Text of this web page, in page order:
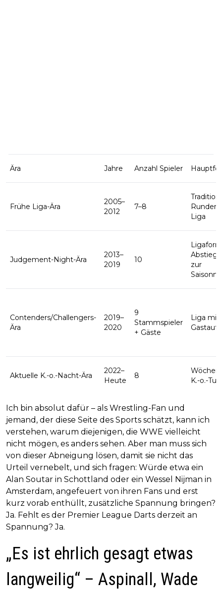
Ära Jahre Anzahl Spieler
Frühe Liga-Ära
2005–
2012
7–8
Liga
Judgement-Night-Ära
2013–
2019
10
zur
Contenders/Challengers-
Ära
2019–
2020
9
Stammspieler
+ Gäste
Liga mit
Aktuelle K.-o.-Nacht-Ära
2022–
Heute
8
K.-o.-
Ich bin absolut dafür – als Wrestling-Fan und
jemand, der diese Seite des Sports schätzt, kann ich
verstehen, warum diejenigen, die WWE vielleicht
nicht mögen, es anders sehen. Aber man muss sich
von dieser Abneigung lösen, damit sie nicht das
Urteil vernebelt, und sich fragen: Würde etwa ein
Alan Soutar in Schottland oder ein Wessel Nijman in
Amsterdam, angefeuert von ihren Fans und erst
kurz vorab enthüllt, zusätzliche Spannung bringen?
Ja. Fehlt es der Premier League Darts derzeit an
Spannung? Ja.
„Es ist ehrlich gesagt etwas
langweilig“ – Aspinall, Wade